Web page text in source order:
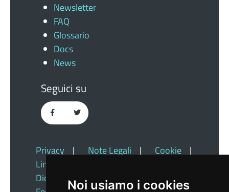
Noi usiamo i cookies
Newsletter
FAQ
Glossario
Docs
News
Seguici su
Privacy | Note Legali | Cookie
|
Link Utili
Dichiarazione Di Accessibilità